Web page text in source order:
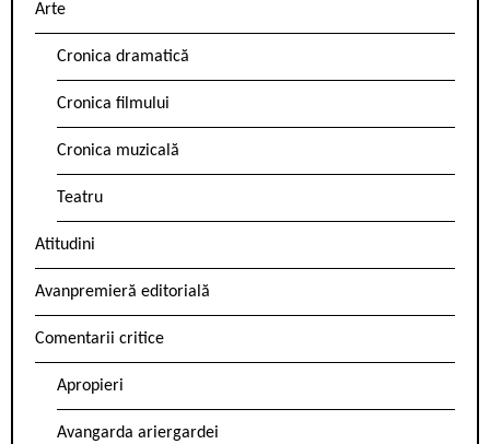
Arte
Cronica dramatică
Cronica filmului
Cronica muzicală
Teatru
Atitudini
Avanpremieră editorială
Comentarii critice
Apropieri
Avangarda ariergardei